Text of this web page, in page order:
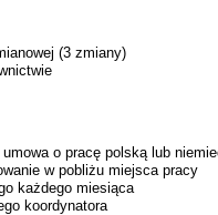
(3 zmiany)
o pracę polską lub
w pobliżu miejsca pracy
każdego miesiąca
koordynatora